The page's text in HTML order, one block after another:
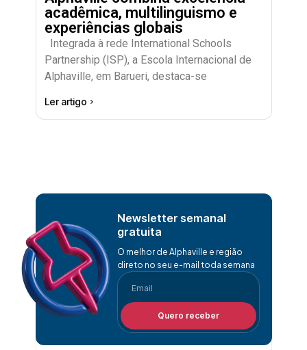
acadêmica, multilinguismo e
experiências globais
Integrada à rede International Schools
Partnership (ISP), a Escola Internacional de
Alphaville, em Barueri, destaca-se
Ler artigo
Newsletter semanal
gratuita
O melhor de Alphaville e região
direto no seu e-mail toda semana
Quero receber